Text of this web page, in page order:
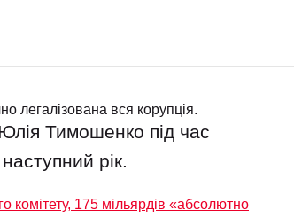
легалізована вся корупція.
Тимошенко під час
рік.
комітету, 175 мільярдів «абсолютно